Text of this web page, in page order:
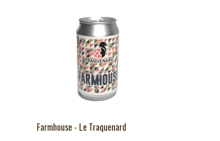
Farmhouse - Le Traquenard